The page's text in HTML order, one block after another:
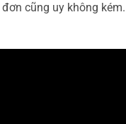
đơn cũng uy không